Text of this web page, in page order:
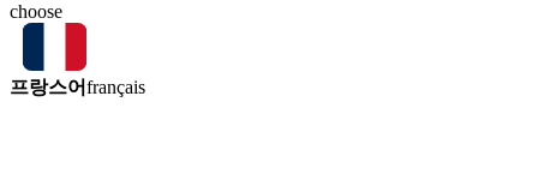
choose
프랑스어français